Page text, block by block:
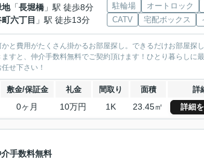
地「長堀橋 」駅 徒歩8分
六丁目 」駅 徒歩13分
駐輪場 オートロック
CATV
宅配ボックス
と費用がたくさん掛かるお部屋探し。できるだけお部屋探
すと、仲介手数料無料でご契約頂けます！ひとり暮らしに
せ下さい！
敷金/保証金 礼金 間取り 面積 詳
0ヶ月 10万円 1K 23.45㎡ 詳細
手数料無料